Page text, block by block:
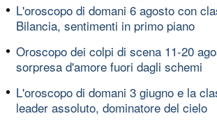
L'oroscopo di domani 6 agosto con
Bilancia, sentimenti in primo piano
Oroscopo dei colpi di scena 11-20
sorpresa d'amore fuori dagli schemi
L'oroscopo di domani 3 giugno e la
leader assoluto, dominatore del cielo